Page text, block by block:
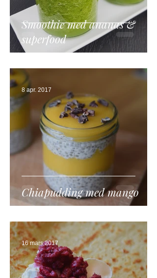
Smoothie med ananas &
superfood
Chiapudding med mango
8 apr. 2017
16 mars 2017